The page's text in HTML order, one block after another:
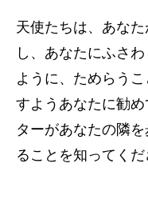
天使たちは、あな
し、あなたにふさ
ように、ためらう
すようあなたに勧
ターがあなたの隣
ることを知ってくだ